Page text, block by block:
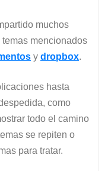
muchos
mencionados
y dropbox.
hasta
como
todo el camino
se repiten o
para tratar.